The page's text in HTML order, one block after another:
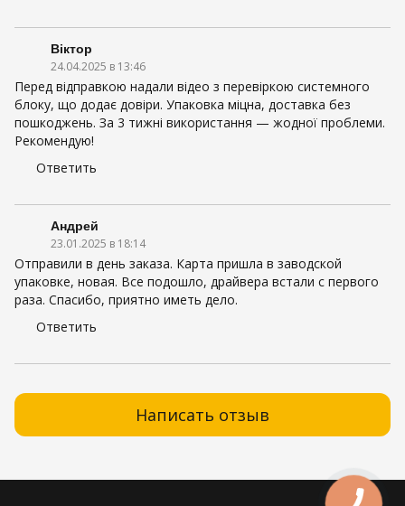
Віктор
24.04.2025 в 13:46
Перед відправкою надали відео з перевіркою системного
блоку, що додає довіри. Упаковка міцна, доставка без
пошкоджень. За 3 тижні використання — жодної проблеми.
Рекомендую!
Ответить
Андрей
23.01.2025 в 18:14
Отправили в день заказа. Карта пришла в заводской
упаковке, новая. Все подошло, драйвера встали с первого
раза. Спасибо, приятно иметь дело.
Ответить
Написать отзыв